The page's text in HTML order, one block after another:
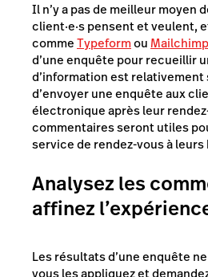
Il n’y a pas de meilleur moyen
client·e·s pensent et veulent,
commeTypeformouMailchimp
d’une enquête pour recueillir
d’information est relativement
d’envoyer une enquête aux
électronique après leur
commentaires seront utiles
service de rendez-vous à leurs
Analysez les
affinez
Les résultats d’une enquête
vous les appliquez et